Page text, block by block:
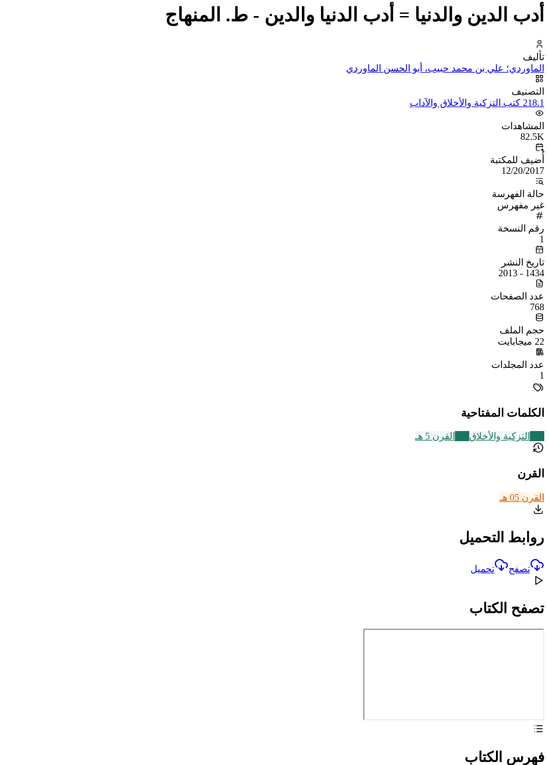
أدب الدين والدنيا = أدب الدنيا والدين - ط. المنهاج
تأليف
الماوردي؛ علي بن محمد حبيب، أبو الحسن الماوردي
التصنيف
218.1 كتب التزكية والأخلاق والآداب
المشاهدات
82.5K
أُضيف للمكتبة
12/20/2017
حالة الفهرسة
غير مفهرس
رقم النسخة
1
تاريخ النشر
1434 - 2013
عدد الصفحات
768
حجم الملف
22 ميجابايت
عدد المجلدات
1
الكلمات المفتاحية
التزكية والأخلاق القرن 5 هـ
القرن
القرن 05 هـ
روابط التحميل
تصفح تحميل
تصفح الكتاب
فهرس الكتاب